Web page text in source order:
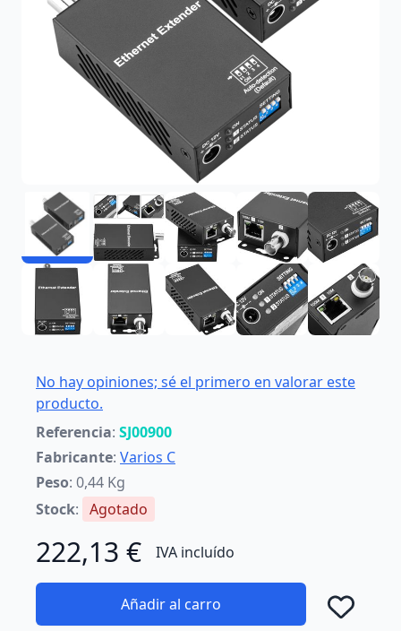
No hay opiniones; sé el primero en valorar este
producto.
Referencia: SJ00900
Fabricante: Varios C
Peso: 0,44 Kg
Stock: Agotado
222,13 € IVA incluído
Añadir al carro